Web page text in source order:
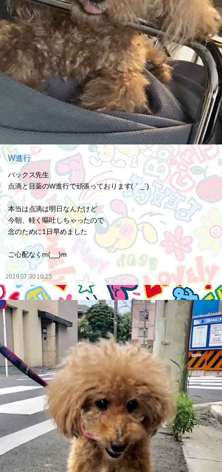
W進行
バックス先生
点滴と目薬のW進行で頑張っております(｀_´)ゞ
本当は点滴は明日なんだけど
今朝、軽く嘔吐しちゃったので
念のために1日早めました
ご心配なくm(__)m
2019.07.30 10:25